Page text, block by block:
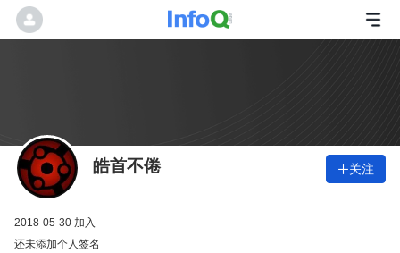
皓首不倦 关注
2018-05-30 加入
还未添加个人签名